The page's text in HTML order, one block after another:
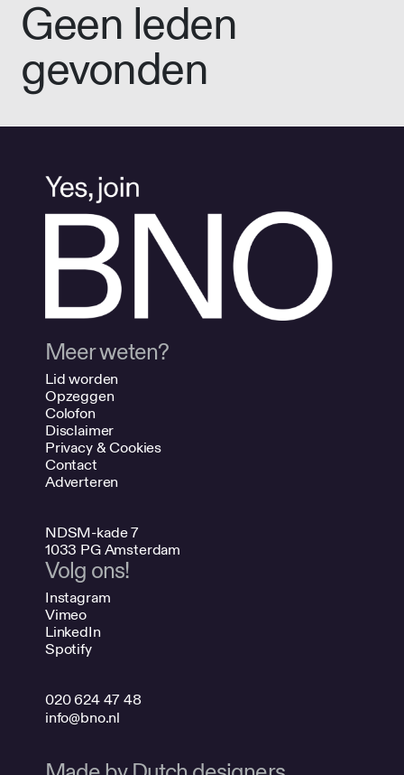
Geen leden
gevonden
Meer weten?
Lid worden
Opzeggen
Colofon
Disclaimer
Privacy & Cookies
Contact
Adverteren
NDSM-kade 7
1033 PG Amsterdam
Volg ons!
Instagram
Vimeo
LinkedIn
Spotify
020 624 47 48
info@bno.nl